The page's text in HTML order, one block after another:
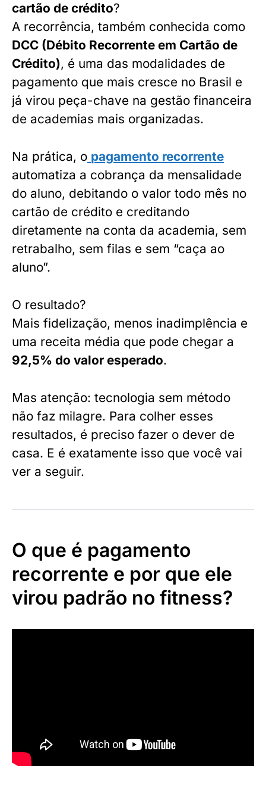
cartão de crédito?
A recorrência, também conhecida como
DCC (Débito Recorrente em Cartão de
Crédito), é uma das modalidades de
pagamento que mais cresce no Brasil e
já virou peça-chave na gestão financeira
de academias mais organizadas.
Na prática, o pagamento recorrente
automatiza a cobrança da mensalidade
do aluno, debitando o valor todo mês no
cartão de crédito e creditando
diretamente na conta da academia, sem
retrabalho, sem filas e sem “caça ao
aluno”.
O resultado?
Mais fidelização, menos inadimplência e
uma receita média que pode chegar a
92,5% do valor esperado.
Mas atenção: tecnologia sem método
não faz milagre. Para colher esses
resultados, é preciso fazer o dever de
casa. E é exatamente isso que você vai
ver a seguir.
O que é pagamento
recorrente e por que ele
virou padrão no fitness?